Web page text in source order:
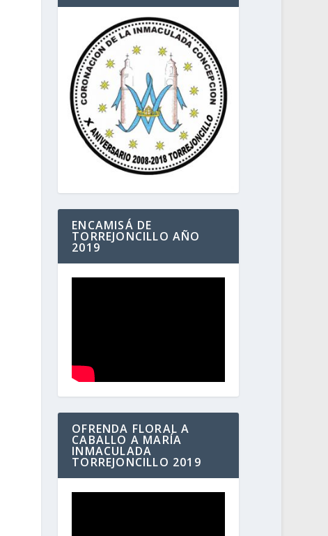
ENCAMISÁ DE
TORREJONCILLO AÑO
2019
OFRENDA FLORAL A
CABALLO A MARÍA
INMACULADA
TORREJONCILLO 2019